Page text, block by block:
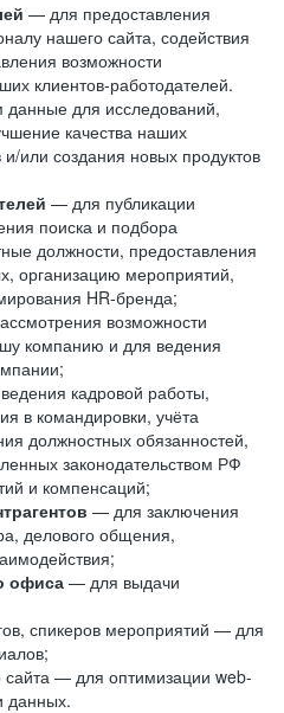
— для предоставления
нашего сайта, содействия
возможности
клиентов-работодателей.
для исследований,
качества наших
и/или создания новых продуктов
— для публикации
поиска и подбора
должности, предоставления
организацию мероприятий,
HR-бренда;
возможности
компанию и для ведения
кадровой работы,
в командировки, учёта
должностных обязанностей,
законодательством РФ
и компенсаций;
— для заключения
делового общения,
офиса — для выдачи
спикеров мероприятий — для
сайта — для оптимизации web-
данных.